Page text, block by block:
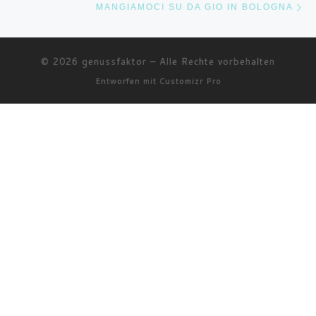
MANGIAMOCI SU DA GIO IN BOLOGNA
© 2026 genussfaktor – Alle Rechte vorbehalten
Entworfen mit Customizr Pro